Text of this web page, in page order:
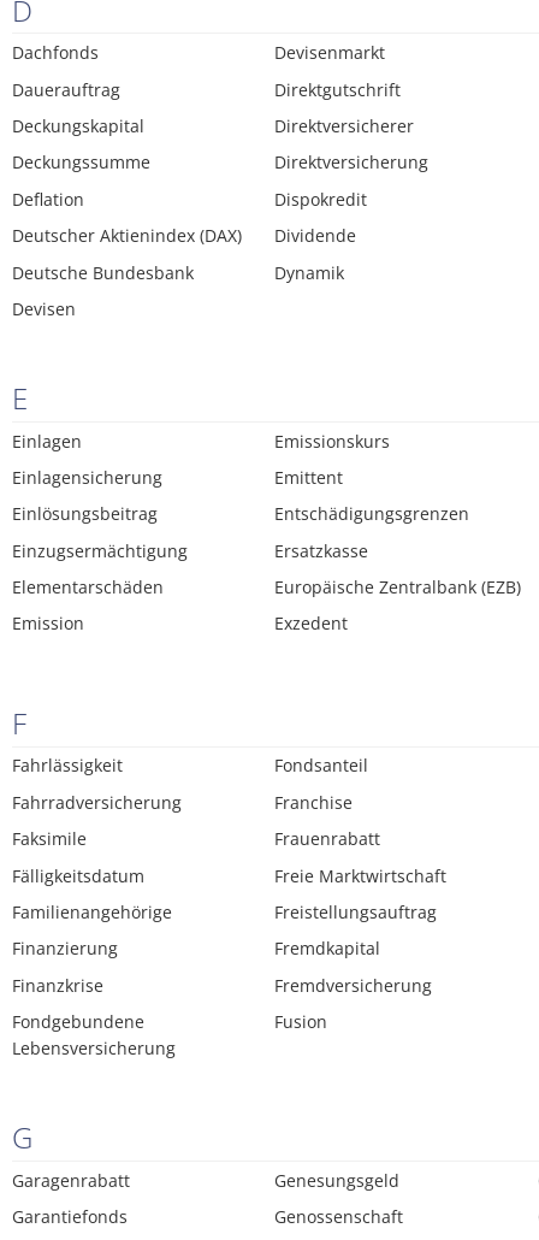
D
Dachfonds
Dauerauftrag
Deckungskapital
Deckungssumme
Deflation
Deutscher Aktienindex (DAX)
Deutsche Bundesbank
Devisen
Devisenmarkt
Direktgutschrift
Direktversicherer
Direktversicherung
Dispokredit
Dividende
Dynamik
E
Einlagen
Einlagensicherung
Einlösungsbeitrag
Einzugsermächtigung
Elementarschäden
Emission
Emissionskurs
Emittent
Entschädigungsgrenzen
Ersatzkasse
Europäische Zentralbank (EZB)
Exzedent
F
Fahrlässigkeit
Fahrradversicherung
Faksimile
Fälligkeitsdatum
Familienangehörige
Finanzierung
Finanzkrise
Fondgebundene
Lebensversicherung
Fondsanteil
Franchise
Frauenrabatt
Freie Marktwirtschaft
Freistellungsauftrag
Fremdkapital
Fremdversicherung
Fusion
G
Garagenrabatt
Garantiefonds
Genesungsgeld
Genossenschaft